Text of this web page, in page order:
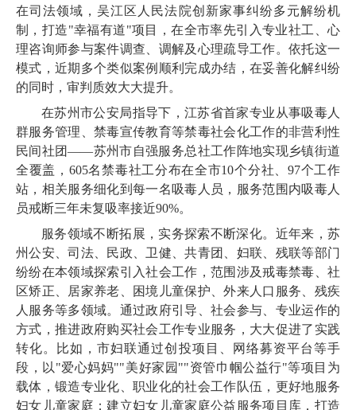
在司法领域，吴江区人民法院创新家事纠纷多元解纷机
制，打造"幸福有道"项目，在全市率先引入专业社工、心
理咨询师参与案件调查、调解及心理疏导工作。依托这一
模式，近期多个类似案例顺利完成办结，在妥善化解纠纷
的同时，审判质效大大提升。
在苏州市公安局指导下，江苏省首家专业从事吸毒人
群服务管理、禁毒宣传教育等禁毒社会化工作的非营利性
民间社团——苏州市自强服务总社工作阵地实现乡镇街道
全覆盖，605名禁毒社工分布在全市10个分社、97个工作
站，相关服务细化到每一名吸毒人员，服务范围内吸毒人
员戒断三年未复吸率接近90%。
服务领域不断拓展，实务探索不断深化。近年来，苏
州公安、司法、民政、卫健、共青团、妇联、残联等部门
纷纷在本领域探索引入社会工作，范围涉及戒毒禁毒、社
区矫正、居家养老、困境儿童保护、外来人口服务、残疾
人服务等多领域。通过政府引导、社会参与、专业运作的
方式，推进政府购买社会工作专业服务，大大促进了实践
转化。比如，市妇联通过创投项目、网络募资平台等手
段，以"爱心妈妈""美好家园""资管巾帼公益行"等项目为
载体，锻造专业化、职业化的社会工作队伍，更好地服务
妇女儿童家庭；建立妇女儿童家庭公益服务项目库，打造